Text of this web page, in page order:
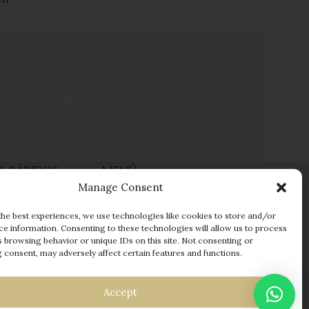
Manage Consent
best experiences, we use technologies like cookies to store and/or
information. Consenting to these technologies will allow us to process
browsing behavior or unique IDs on this site. Not consenting or
may adversely affect certain features and functions.
Accept
RÁPIDOS MENÚ
Garantias
FAQs
Nuestra tienda
Contáctanos
Aviso legal conforme a la